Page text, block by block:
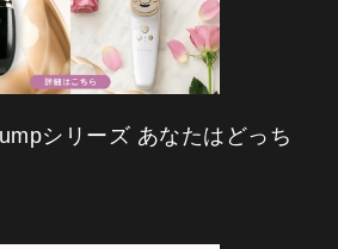
シリーズ あなたはどっち